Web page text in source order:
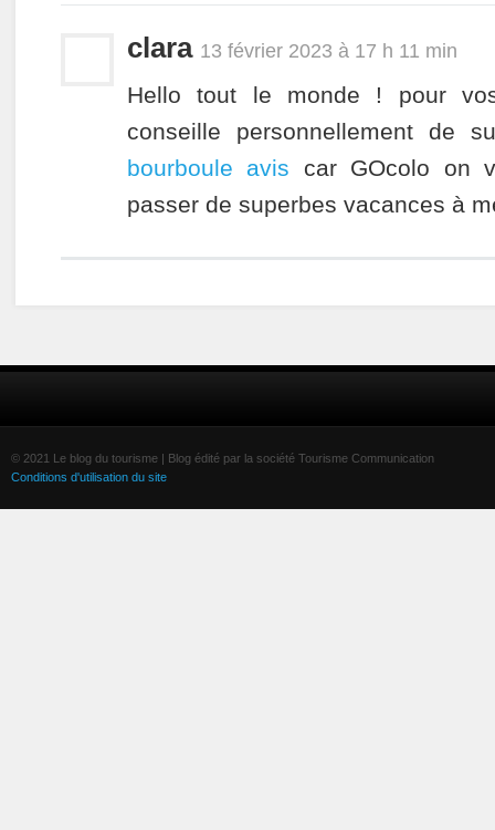
clara 13 février 2023 à 17 h 11 min
Hello tout le monde ! pour
conseille personnellement de
bourboule avis car GOcolo on
passer de superbes vacances à
© 2021 Le blog du tourisme | Blog édité par la société Tourisme Communication
Conditions d'utilisation du site